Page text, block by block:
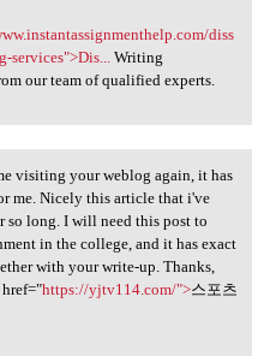
diss
services">Dis...Writing
our team of qualified experts.
visiting your
visiting your weblog again, it has
me. Nicely this article that i've
so long. I will need this post to
in the college, and it has exact
with your write-up. Thanks,
href="https://yjtv114.com/">스포츠